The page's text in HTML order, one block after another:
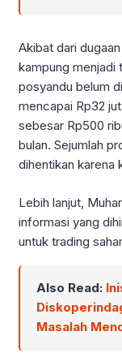
Akibat dari
kampung menjadi
posyandu belum
mencapai Rp32
sebesar Rp500
bulan. Sejumlah
dihentikan karena
Lebih lanjut,
informasi yang
untuk trading
Also Read:
Masalah